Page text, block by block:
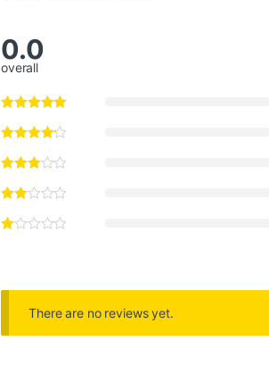
0.0
overall
There are no reviews yet.